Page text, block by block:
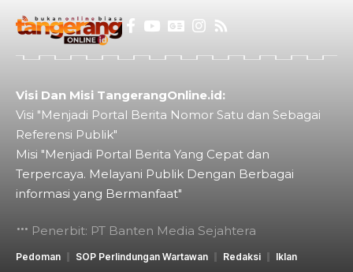
Visi Dan Misi TangerangOnline.id:
Visi "Menjadi Portal Berita Nomor Satu dan Sebagai
Referensi Publik"
Misi "Menjadi Portal Berita Yang Cepat dan
Terpercaya. Melayani Publik Dengan Berbagai
informasi yang Bermanfaat"
Penerbit: PT Banten Media Sejahtera
Pedoman SOP Perlindungan Wartawan Redaksi Iklan